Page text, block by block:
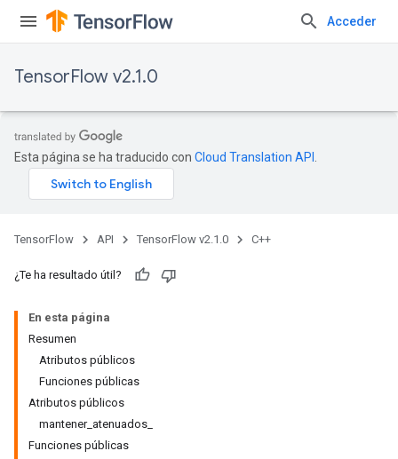
Acceder
TensorFlow v2.1.0
Esta página se ha traducido con Cloud Translation API
TensorFlow API TensorFlow v2.1.0 C++
¿Te ha resultado útil?
En esta página
Resumen
Atributos públicos
Funciones públicas
Atributos públicos
mantener_atenuados_
Funciones públicas